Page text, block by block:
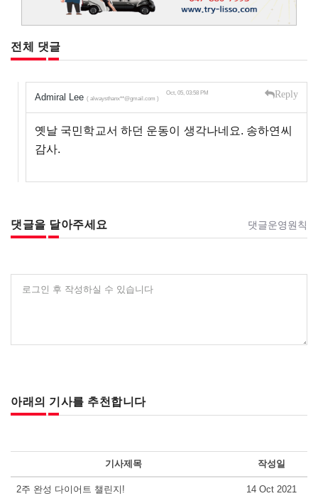
전체 댓글
Admiral Lee ( alwaysthanx**@gmail.com )
Oct, 05, 03:58 PM Reply
옛날 국민학교서 하던 운동이 생각나네요. 송하연씨
감사.
댓글을 달아주세요 댓글운영원칙
로그인 후 작성하실 수 있습니다
아래의 기사를 추천합니다
기사제목 작성일
2주 완성 다이어트 챌린지! 14 Oct 2021